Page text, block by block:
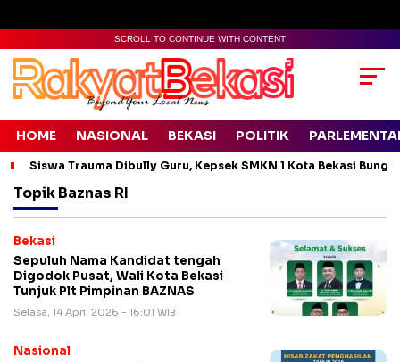
SCROLL TO CONTINUE WITH CONTENT
HOME NASIONAL BEKASI POLITIK
Siswa Trauma Dibully Guru, Kepsek SMKN 1 Kota Bekasi
Topik Baznas RI
Bekasi
Sepuluh Nama Kandidat tengah
Digodok Pusat, Wali Kota Bekasi
Tunjuk Plt Pimpinan BAZNAS
Selasa, 14 April 2026 - 16:01 WIB
Nasional